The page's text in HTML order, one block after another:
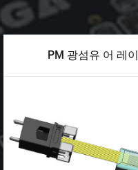
PM 광섬유 어 레이